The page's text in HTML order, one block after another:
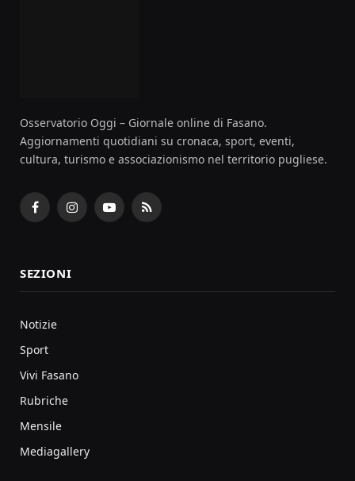
Osservatorio Oggi – Giornale online di Fasano.
Aggiornamenti quotidiani su cronaca, sport, eventi,
cultura, turismo e associazionismo nel territorio pugliese.
FacebookInstagramYouTubeRSS
SEZIONI
Notizie
Sport
Vivi Fasano
Rubriche
Mensile
Mediagallery